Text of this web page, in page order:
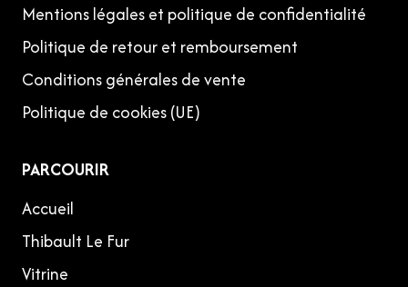
Mentions légales et politique de confidentialité
Politique de retour et remboursement
Conditions générales de vente
Politique de cookies (UE)
PARCOURIR
Accueil
Thibault Le Fur
Vitrine